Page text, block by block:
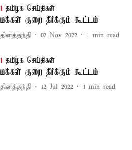
தமிழக செய்திகள்
மக்கள் குறை தீர்க்கும் கூட்டம்
தினத்தந்தி 02 Nov 2022 1 min read
தமிழக செய்திகள்
மக்கள் குறை தீர்க்கும் கூட்டம்
தினத்தந்தி 12 Jul 2022 1 min read